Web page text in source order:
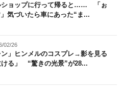
ショップに行って帰ると…… 「ぉ
気づいたら車にあった“ま...
02/26
ン」ヒンメルのコスプレ→影を見る
る」 “驚きの光景”が28...